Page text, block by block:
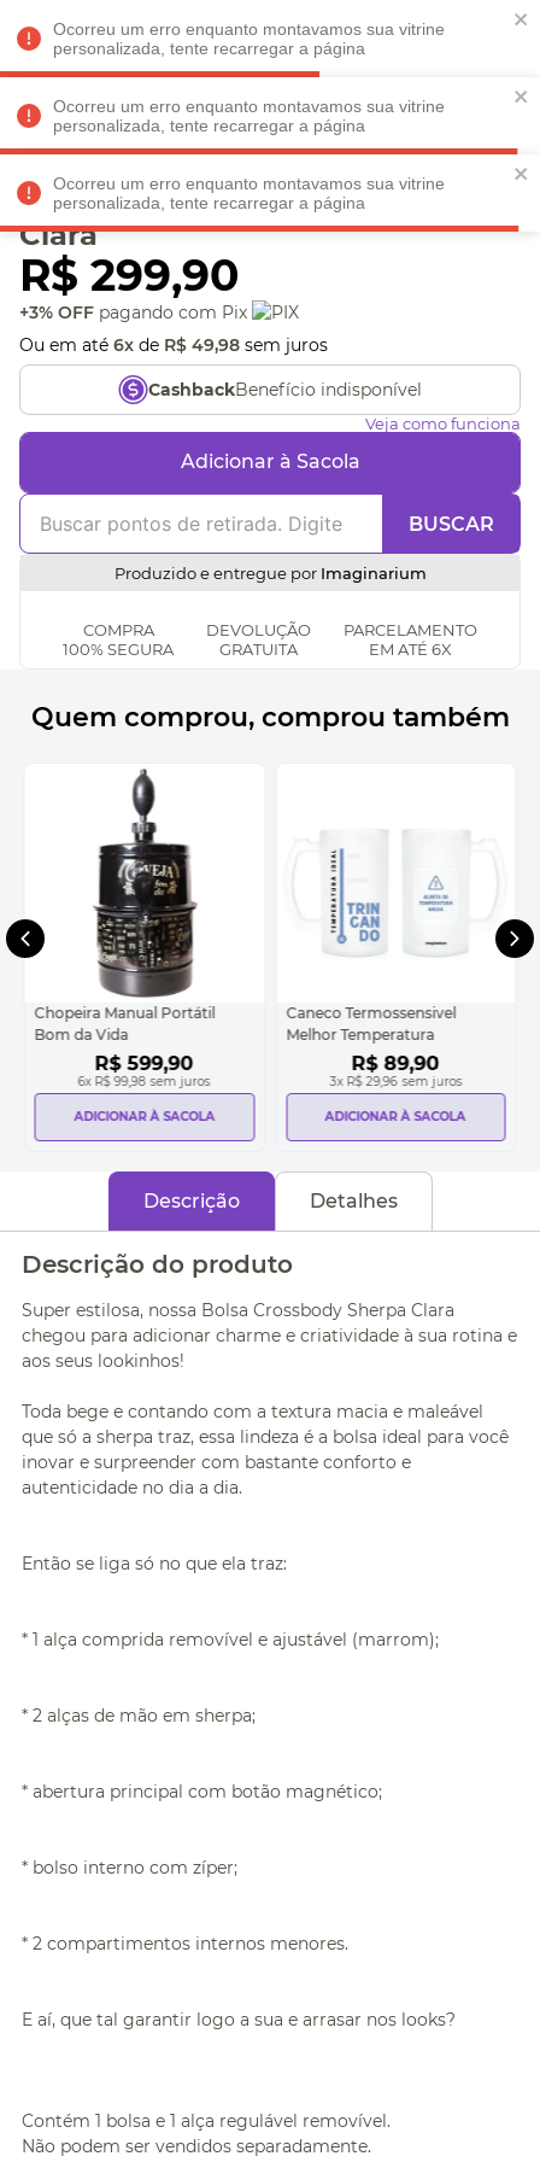
Ocorreu um erro enquanto montavamos sua vitrine
personalizada, tente recarregar a página
Ocorreu um erro enquanto montavamos sua vitrine
personalizada, tente recarregar a página
Ocorreu um erro enquanto montavamos sua vitrine
personalizada, tente recarregar a página
Faltam REGULAMENTO
Veja produtos perto de você! Informe seu CEP
Bolsa Crossbody Sherpa
Clara
R$ 299,90
+3% OFF pagando com Pix
Ou em até 6x de R$ 49,98 sem juros
CashbackBenefício indisponível
Veja como funciona
Adicionar à Sacola
BUSCAR
Produzido e entregue por Imaginarium
COMPRA
100% SEGURA
DEVOLUÇÃO
GRATUITA
PARCELAMENTO
EM ATÉ 6X
Quem comprou, comprou também
Chopeira Manual Portátil
Bom da Vida
R$ 599,90
6x R$ 99,98 sem juros
ADICIONAR À SACOLA
Caneco Termossensivel
Melhor Temperatura
R$ 89,90
3x R$ 29,96 sem juros
ADICIONAR À SACOLA
Descrição Detalhes
Descrição do produto
Super estilosa, nossa Bolsa Crossbody Sherpa Clara
chegou para adicionar charme e criatividade à sua rotina e
aos seus lookinhos!
Toda bege e contando com a textura macia e maleável
que só a sherpa traz, essa lindeza é a bolsa ideal para você
inovar e surpreender com bastante conforto e
autenticidade no dia a dia.
Então se liga só no que ela traz:
* 1 alça comprida removível e ajustável (marrom);
* 2 alças de mão em sherpa;
* abertura principal com botão magnético;
* bolso interno com zíper;
* 2 compartimentos internos menores.
E aí, que tal garantir logo a sua e arrasar nos looks?
Contém 1 bolsa e 1 alça regulável removível.
Não podem ser vendidos separadamente.